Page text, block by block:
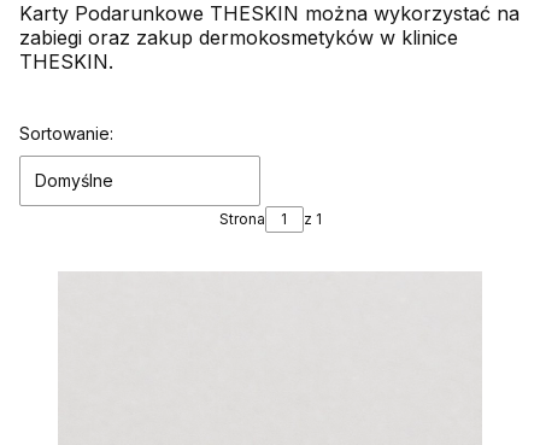
Karty Podarunkowe THESKIN można wykorzystać na
zabiegi oraz zakup dermokosmetyków w klinice
THESKIN.
Lista produktów
Sortowanie:
Domyślne
Strona z 1